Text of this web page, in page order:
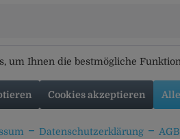
um Ihnen die bestmögliche
Cookies akzeptieren
Datenschutzerklärung AGB